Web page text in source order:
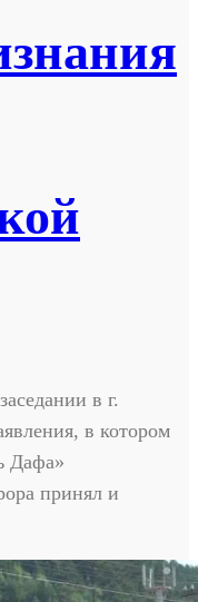
в г.
в котором
Дафа»
принял и